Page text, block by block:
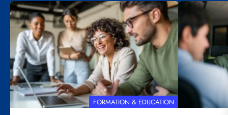
Visuel
principal
THÉMATIQUE
FORMATION & EDUCATION
Visuel